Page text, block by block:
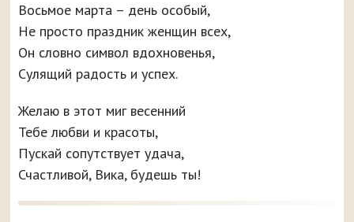
Восьмое марта – день особый,
Не просто праздник женщин всех,
Он словно символ вдохновенья,
Сулящий радость и успех.
Желаю в этот миг весенний
Тебе любви и красоты,
Пускай сопутствует удача,
Счастливой, Вика, будешь ты!